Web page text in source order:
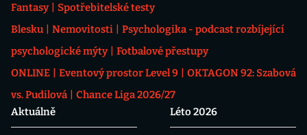
Fantasy
Spotřebitelské testy
Blesku
Nemovitosti
Psychologika - podcast rozbíjející
psychologické mýty
Fotbalové přestupy
ONLINE
Eventový prostor Level 9
OKTAGON 92: Szabová
vs. Pudilová
Chance Liga 2026/27
Aktuálně
Léto 2026